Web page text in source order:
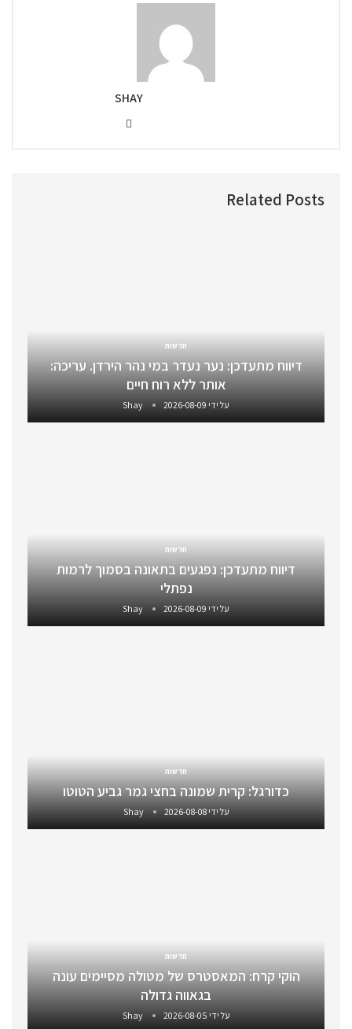
SHAY
Related Posts
חדשות
דיווח מתעדכן: נער נעדר במי נהר הירדן. עריכה:
אותר ללא רוח חיים
על ידי Shay 2026-08-09
חדשות
דיווח מתעדכן: נפגעים בתאונה בסמוך לרמות
נפתלי
על ידי Shay 2026-08-09
חדשות
כדורגל: קרית שמונה בחצי גמר גביע הטוטו
על ידי Shay 2026-08-08
חדשות
הוקי קרח: המאסטרס של מטולה מסיימים עונה
בגאווה גדולה
על ידי Shay 2026-08-05